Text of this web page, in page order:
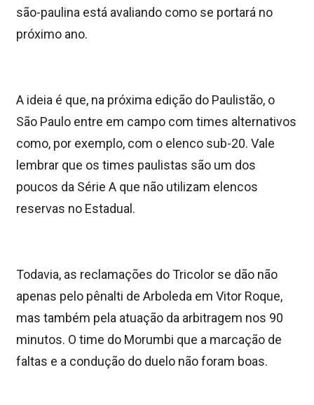
são-paulina está avaliando como se portará no
próximo ano.
A ideia é que, na próxima edição do Paulistão, o
São Paulo entre em campo com times alternativos
como, por exemplo, com o elenco sub-20. Vale
lembrar que os times paulistas são um dos
poucos da Série A que não utilizam elencos
reservas no Estadual.
Todavia, as reclamações do Tricolor se dão não
apenas pelo pênalti de Arboleda em Vitor Roque,
mas também pela atuação da arbitragem nos 90
minutos. O time do Morumbi que a marcação de
faltas e a condução do duelo não foram boas.